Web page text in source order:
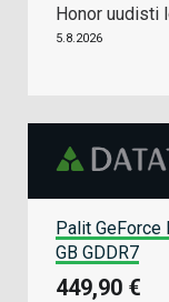
Honor uudisti
5.8.2026
Palit GeForce
GB GDDR7
449,90 €